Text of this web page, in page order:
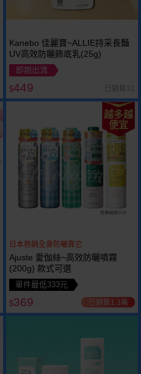
Kanebo 佳麗寶~ALLIE持采長豔
UV高效防曬飾底乳(25g)
即期出清
$449 已銷售31
越多越
便宜
日本熱銷全身防曬靠它
Ajuste 愛伽絲~高效防曬噴霧
(200g) 款式可選
單件最低333元
$369 已銷售1.3萬